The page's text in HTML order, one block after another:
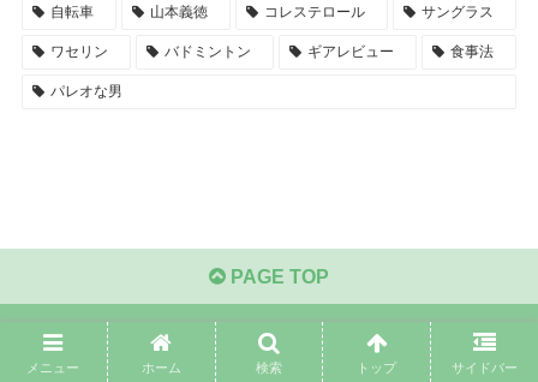
自転車 山本義徳 コレステロール サングラス
ワセリン バドミントン ギアレビュー 食事法
パレオな男
PAGE TOP
腸から始めよ【体質改善】
メニュー ホーム 検索 トップ サイドバー